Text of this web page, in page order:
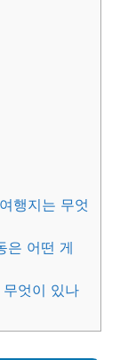
행지는 무엇
은 어떤 게
엇이 있나